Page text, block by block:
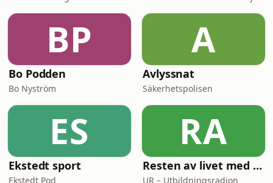
BP
Bo Podden
Bo Nyström
A
Avlyssnat
Säkerhetspolisen
ES
Ekstedt sport
Ekstedt Pod
RA
Resten av livet med Mark Levengood
UR – Utbildningsradion